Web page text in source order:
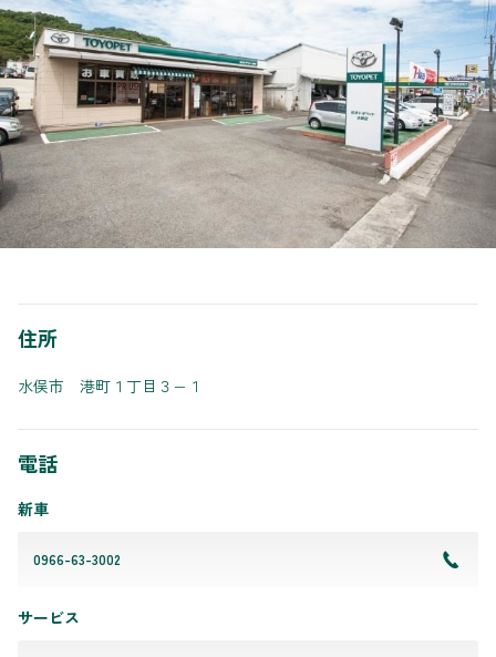
住所
水俣市 港町１丁目３−１
電話
新車
0966-63-3002
サービス